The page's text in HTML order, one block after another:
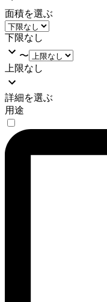
面積を選ぶ
下限なし
〜
上限なし
詳細を選ぶ
用途